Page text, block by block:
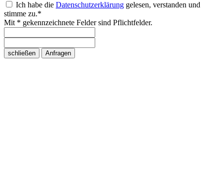
Ich habe die Datenschutzerklärung gelesen, verstanden und
stimme zu.*
Mit * gekennzeichnete Felder sind Pflichtfelder.
schließen Anfragen